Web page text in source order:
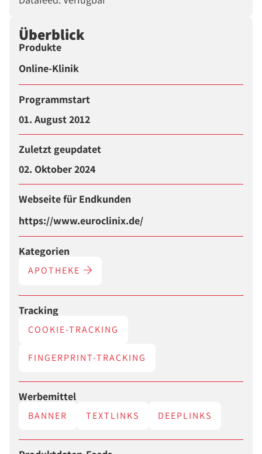
Überblick
Produkte
Online-Klinik
Programmstart
01. August 2012
Zuletzt geupdatet
02. Oktober 2024
Webseite für Endkunden
https://www.euroclinix.de/
Kategorien
APOTHEKE
Tracking
COOKIE-TRACKING
FINGERPRINT-TRACKING
Werbemittel
BANNER TEXTLINKS DEEPLINKS